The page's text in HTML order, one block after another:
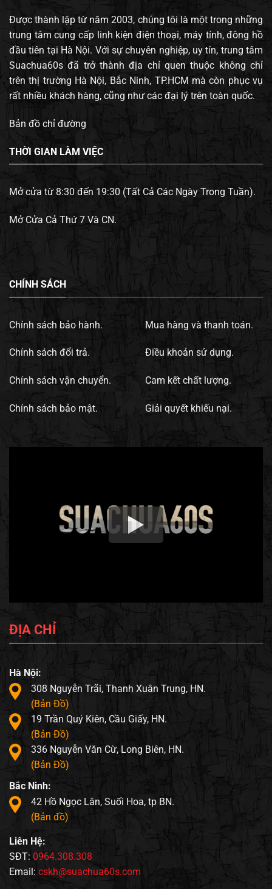
Được thành lập từ năm 2003, chúng tôi là một trong những
trung tâm cung cấp linh kiện điện thoại, máy tính, đông hồ
đầu tiên tại Hà Nội. Với sự chuyên nghiệp, uy tín, trung tâm
Suachua60s đã trở thành địa chỉ quen thuộc không chỉ
trên thị trường Hà Nội, Bắc Ninh, TP.HCM mà còn phục vụ
rất nhiều khách hàng, cũng như các đại lý trên toàn quốc.
Bản đồ chỉ đường
THỜI GIAN LÀM VIỆC
Mở cửa từ 8:30 đến 19:30 (Tất Cả Các Ngày Trong Tuần).
Mở Cửa Cả Thứ 7 Và CN.
CHÍNH SÁCH
Chính sách bảo hành.
Chính sách đổi trả.
Chính sách vận chuyển.
Chính sách bảo mật.
Mua hàng và thanh toán.
Điều khoản sử dụng.
Cam kết chất lượng.
Giải quyết khiếu nại.
ĐỊA CHỈ
Hà Nội:
308 Nguyễn Trãi, Thanh Xuân Trung, HN.
(Bản Đồ)
19 Trần Quý Kiên, Cầu Giấy, HN.
(Bản Đồ)
336 Nguyễn Văn Cừ, Long Biên, HN.
(Bản Đồ)
Bắc Ninh:
42 Hồ Ngọc Lân, Suối Hoa, tp BN.
(Bản đồ)
Liên Hệ:
SĐT: 0964.308.308
Email: cskh@suachua60s.com